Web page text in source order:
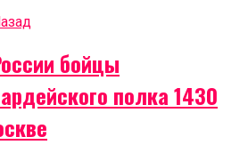
бойцы
полка 1430